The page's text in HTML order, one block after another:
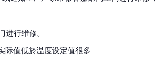
行维修。
际值低於温度设定值很多